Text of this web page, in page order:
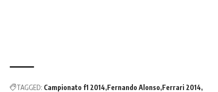
TAGGED: Campionato f1 2014 Fernando Alonso Ferrari 2014